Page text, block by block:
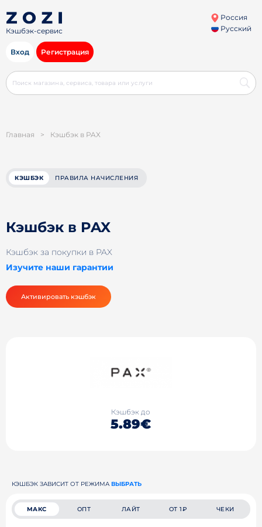
Кэшбэк-сервис
Россия
Русский
Вход Регистрация
Главная > Кэшбэк в PAX
КЭШБЭК ПРАВИЛА НАЧИСЛЕНИЯ
Кэшбэк в PAX
Кэшбэк за покупки в PAX
Изучите наши гарантии
Активировать кэшбэк
Кэшбэк до
5.89€
КЭШБЭК ЗАВИСИТ ОТ РЕЖИМА ВЫБРАТЬ
МАКС ОПТ ЛАЙТ ОТ 1₽ ЧЕКИ